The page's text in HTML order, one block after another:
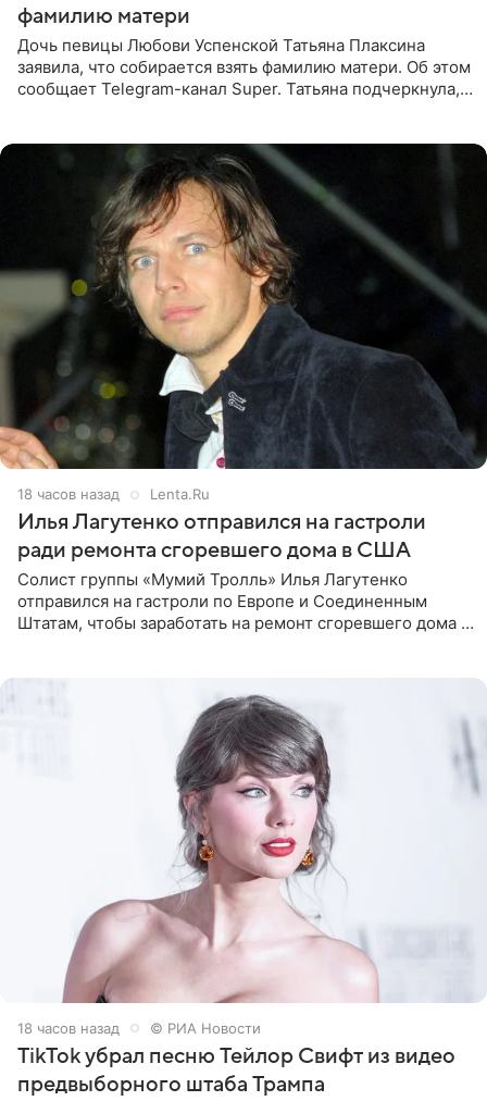
фамилию матери
Дочь певицы Любови Успенской Татьяна Плаксина
заявила, что собирается взять фамилию матери. Об этом
сообщает Telegram-канал Super. Татьяна подчеркнула,
18 часов назад Lenta.Ru
Илья Лагутенко отправился на гастроли
ради ремонта сгоревшего дома в США
Солист группы «Мумий Тролль» Илья Лагутенко
отправился на гастроли по Европе и Соединенным
Штатам, чтобы заработать на ремонт сгоревшего дома в
18 часов назад © РИА Новости
TikTok убрал песню Тейлор Свифт из видео
предвыборного штаба Трампа